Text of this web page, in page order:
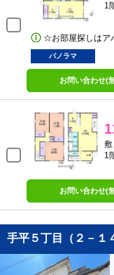
1
☆お部屋探しはア
パノラマ
お問い合わせ(
敷
1
お問い合わせ(
手平５丁目（２－１